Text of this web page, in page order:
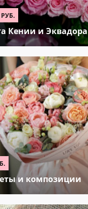
Кении и Эквадора
и композиции